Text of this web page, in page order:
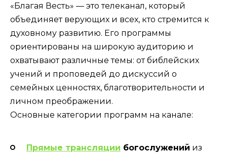
«Благая Весть» — это телеканал, который
объединяет верующих и всех, кто стремится к
духовному развитию. Его программы
ориентированы на широкую аудиторию и
охватывают различные темы: от библейских
учений и проповедей до дискуссий о
семейных ценностях, благотворительности и
личном преображении.
Основные категории программ на канале:
Прямые трансляции богослужений из